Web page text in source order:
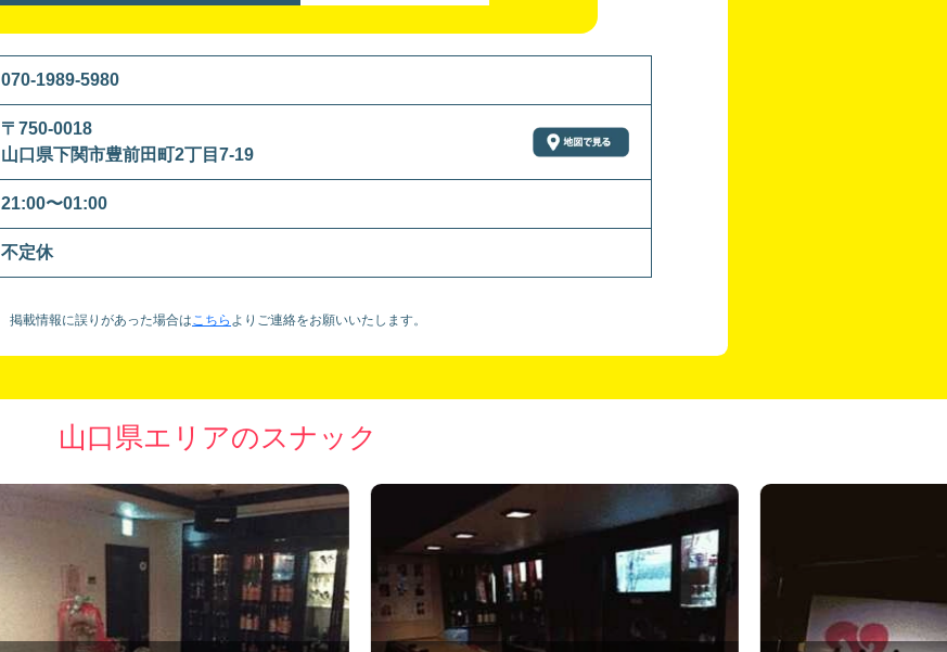
070-1989-5980
〒750-0018
山口県下関市豊前田町2丁目7-19
21:00〜01:00
不定休
掲載情報に誤りがあった場合はこちら より ご連絡をお願いいたします。
山口県エリアのスナック